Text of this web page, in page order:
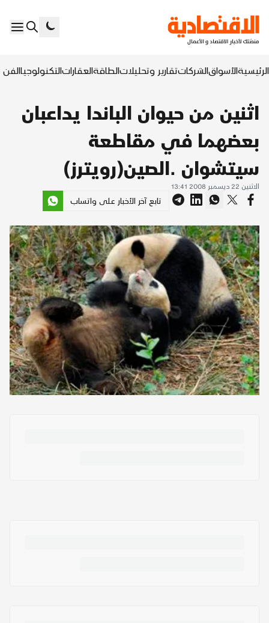
الرئيسيةالأسواقالشركاتتقارير وتحليلاتالطاقةالعقاراتالتكنولوجياالفن
اثنين من حيوان الباندا يداعبان
بعضهما في مقاطعة
سيتشوان .الصين(رويترز)
الاثنين 22 ديسمبر 2008 13:41
تابع آخر الأخبار على واتساب